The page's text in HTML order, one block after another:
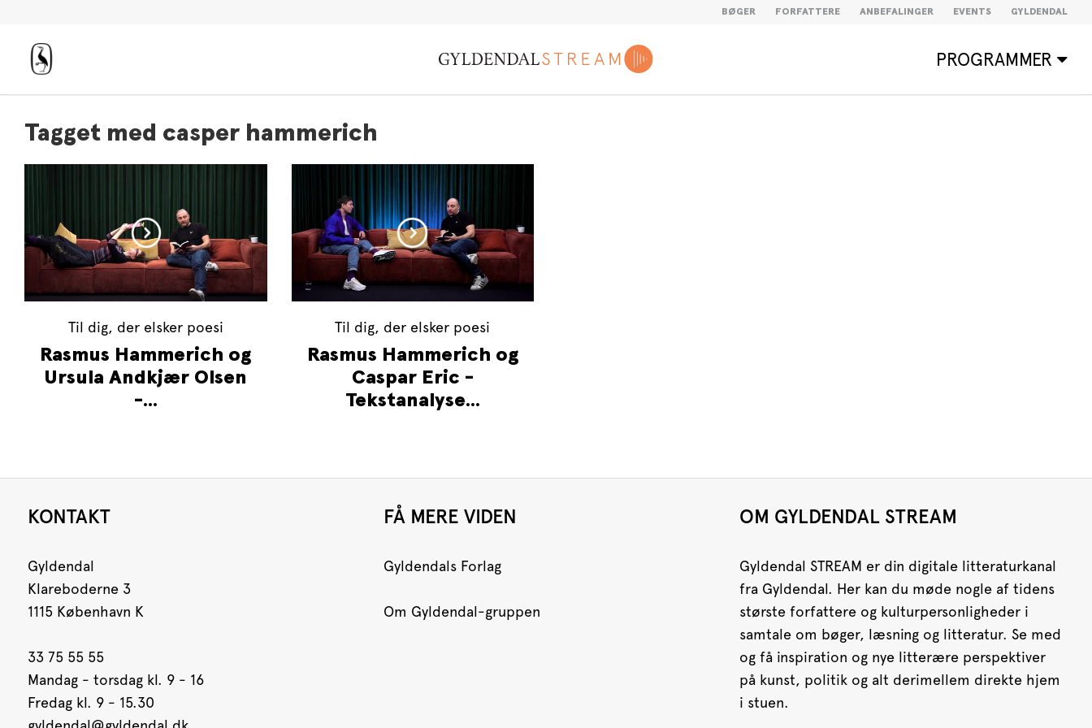
BØGER FORFATTERE ANBEFALINGER EVENTS GYLDENDAL
PROGRAMMER
Tagget med casper hammerich
Til dig, der elsker poesi
Rasmus Hammerich og
Ursula Andkjær Olsen
-...
Til dig, der elsker poesi
Rasmus Hammerich og
Caspar Eric -
Tekstanalyse...
FÅ MERE VIDEN
Gyldendals Forlag
Om Gyldendal-gruppen
OM GYLDENDAL STREAM
Gyldendal STREAM er din digitale litteraturkanal
fra Gyldendal. Her kan du møde nogle af tidens
største forfattere og kulturpersonligheder i
samtale om bøger, læsning og litteratur. Se med
og få inspiration og nye litterære perspektiver
på kunst, politik og alt derimellem direkte hjem
i stuen.
KONTAKT
Gyldendal
Klareboderne 3
1115 København K
33 75 55 55
Mandag - torsdag kl. 9 - 16
Fredag kl. 9 - 15.30